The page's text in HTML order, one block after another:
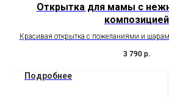
Открытка для мамы с
композицией
Красивая открытка с пожеланиями и
3 790 р.
Подробнее